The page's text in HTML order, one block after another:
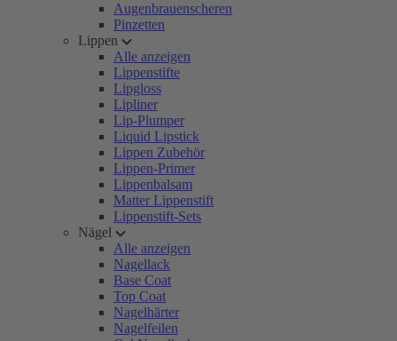
Augenbrauenscheren
Pinzetten
Lippen
Alle anzeigen
Lippenstifte
Lipgloss
Lipliner
Lip-Plumper
Liquid Lipstick
Lippen Zubehör
Lippen-Primer
Lippenbalsam
Matter Lippenstift
Lippenstift-Sets
Nägel
Alle anzeigen
Nagellack
Base Coat
Top Coat
Nagelhärter
Nagelfeilen